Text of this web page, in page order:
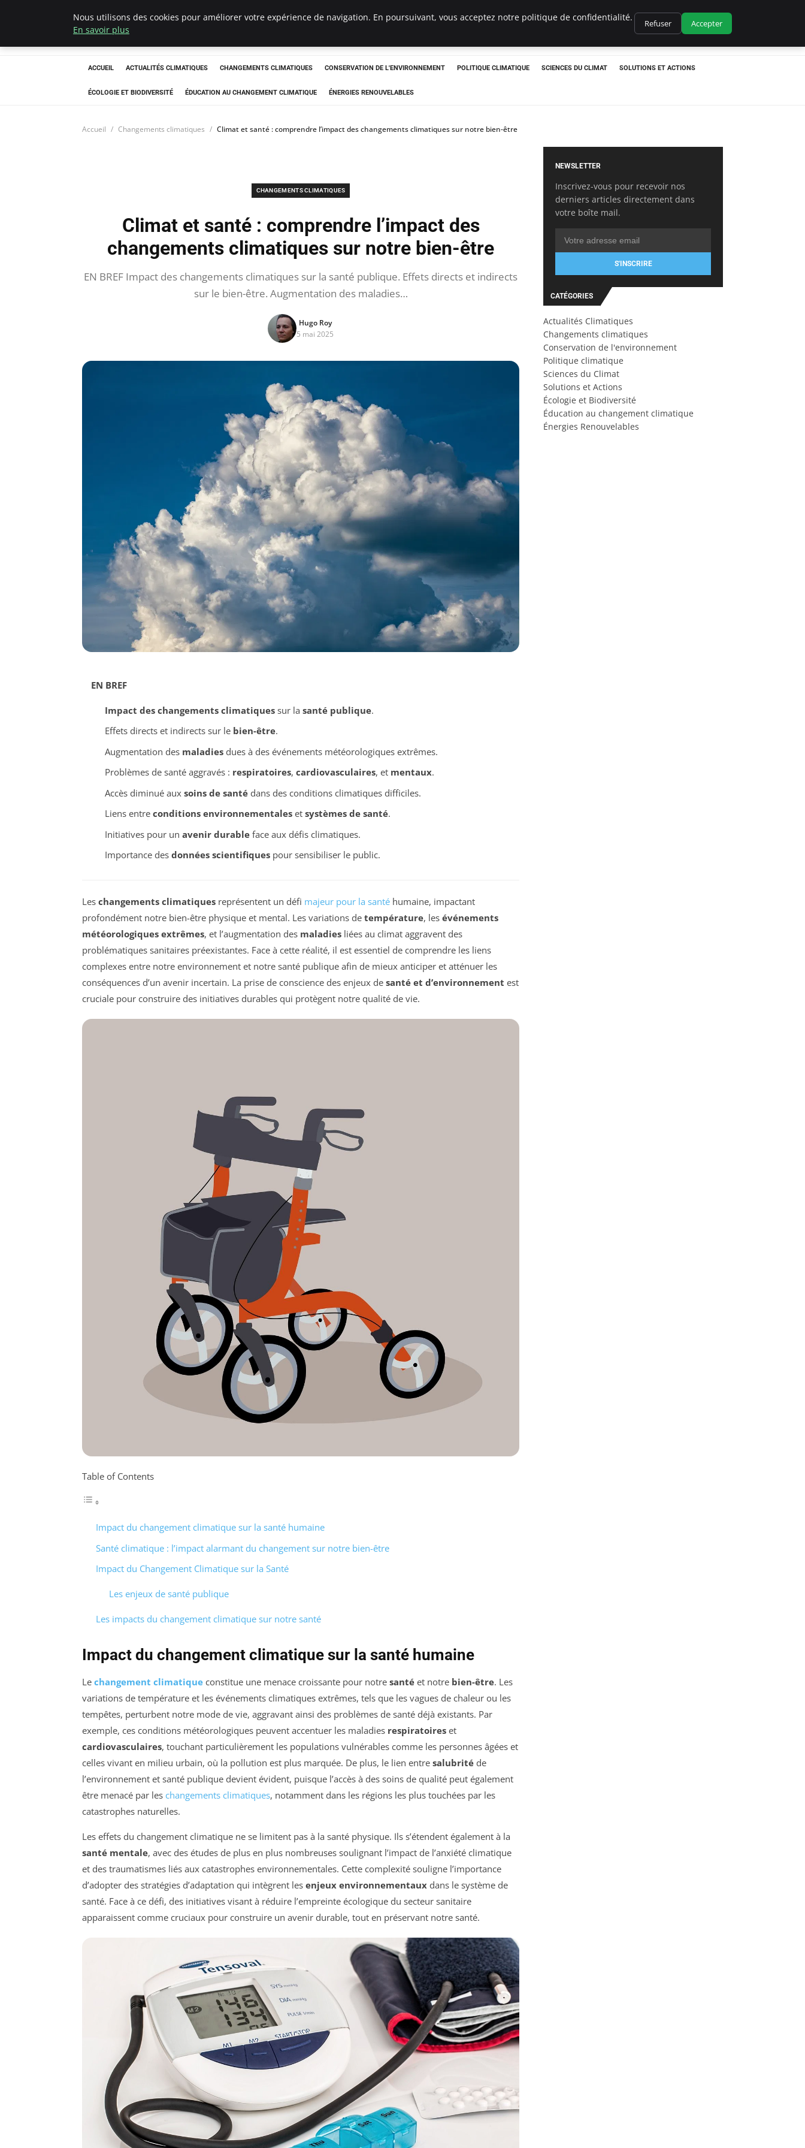
Climatedebtagents
ACCUEIL ACTUALITÉS CLIMATIQUES CHANGEMENTS CLIMATIQUES CONSERVATION DE L'ENVIRONNEMENT POLITIQUE CLIMATIQUE SCIENCES DU CLIMAT SOLUTIONS ET ACTIONS
ÉCOLOGIE ET BIODIVERSITÉ ÉDUCATION AU CHANGEMENT CLIMATIQUE ÉNERGIES RENOUVELABLES
Accueil Changements climatiques Climat et santé : comprendre l’impact des changements climatiques sur notre bien-être
CHANGEMENTS CLIMATIQUES
Climat et santé : comprendre l’impact des
changements climatiques sur notre bien-être
EN BREF Impact des changements climatiques sur la santé publique. Effets directs et indirects
sur le bien-être. Augmentation des maladies…
Hugo Roy
5 mai 2025
EN BREF
Impact des changements climatiquessur la santé publique.
Effets directs et indirects sur le bien-être.
Augmentation des maladiesdues à des événements météorologiques extrêmes.
Problèmes de santé aggravés : respiratoires, cardiovasculaires, et mentaux.
Accès diminué aux soins de santédans des conditions climatiques difficiles.
Liens entre conditions environnementaleset systèmes de santé.
Initiatives pour un avenir durableface aux défis climatiques.
Importance des données scientifiquespour sensibiliser le public.
Les changements climatiques représentent un défi majeur pour la santé humaine, impactant
profondément notre bien-être physique et mental. Les variations de température, les événements
météorologiques extrêmes, et l’augmentation des maladies liées au climat aggravent des
problématiques sanitaires préexistantes. Face à cette réalité, il est essentiel de comprendre les liens
complexes entre notre environnement et notre santé publique afin de mieux anticiper et atténuer les
conséquences d’un avenir incertain. La prise de conscience des enjeux de santé et d’environnement est
cruciale pour construire des initiatives durables qui protègent notre qualité de vie.
Table of Contents
Impact du changement climatique sur la santé humaine
Santé climatique : l’impact alarmant du changement sur notre bien-être
Impact du Changement Climatique sur la Santé
Les enjeux de santé publique
Les impacts du changement climatique sur notre santé
Impact du changement climatique sur la santé humaine
Le changement climatique constitue une menace croissante pour notre santé et notre bien-être. Les
variations de température et les événements climatiques extrêmes, tels que les vagues de chaleur ou les
tempêtes, perturbent notre mode de vie, aggravant ainsi des problèmes de santé déjà existants. Par
exemple, ces conditions météorologiques peuvent accentuer les maladies respiratoires et
cardiovasculaires, touchant particulièrement les populations vulnérables comme les personnes âgées et
celles vivant en milieu urbain, où la pollution est plus marquée. De plus, le lien entre salubrité de
l’environnement et santé publique devient évident, puisque l’accès à des soins de qualité peut également
être menacé par les changements climatiques, notamment dans les régions les plus touchées par les
catastrophes naturelles.
Les effets du changement climatique ne se limitent pas à la santé physique. Ils s’étendent également à la
santé mentale, avec des études de plus en plus nombreuses soulignant l’impact de l’anxiété climatique
et des traumatismes liés aux catastrophes environnementales. Cette complexité souligne l’importance
d’adopter des stratégies d’adaptation qui intègrent les enjeux environnementaux dans le système de
santé. Face à ce défi, des initiatives visant à réduire l’empreinte écologique du secteur sanitaire
apparaissent comme cruciaux pour construire un avenir durable, tout en préservant notre santé.
NEWSLETTER
Inscrivez-vous pour recevoir nos
derniers articles directement dans
votre boîte mail.
S'INSCRIRE
CATÉGORIES
Actualités Climatiques
Changements climatiques
Conservation de l'environnement
Politique climatique
Sciences du Climat
Solutions et Actions
Écologie et Biodiversité
Éducation au changement climatique
Énergies Renouvelables
Nous utilisons des cookies pour améliorer votre expérience de navigation. En poursuivant, vous acceptez notre politique de confidentialité.
En savoir plus
Refuser Accepter